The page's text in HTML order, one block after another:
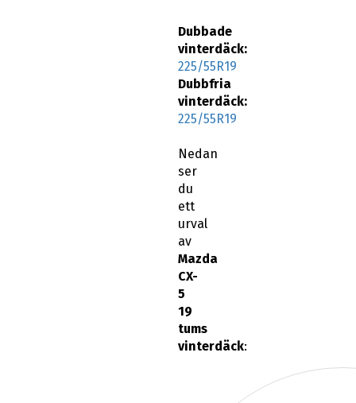
Dubbade
vinterdäck:
225/55R19
Dubbfria
vinterdäck:
225/55R19
Nedan
ser
du
ett
urval
av
Mazda
CX-
5
19
tums
vinterdäck: